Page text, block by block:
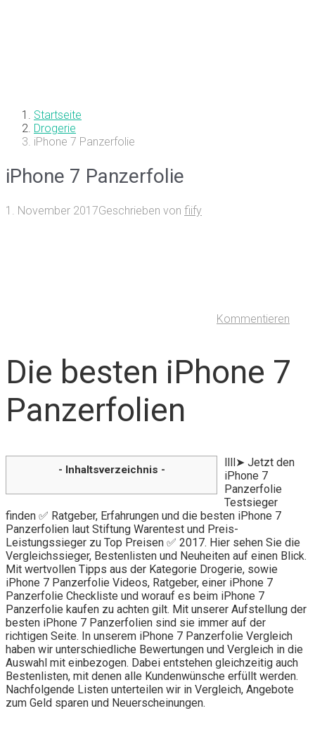
Startseite
Drogerie
iPhone 7 Panzerfolie
iPhone 7 Panzerfolie
1. November 2017Geschrieben von fiify
Kommentieren
Die besten iPhone 7
Panzerfolien
- Inhaltsverzeichnis -
llll➤ Jetzt den
iPhone 7
Panzerfolie
Testsieger
finden ✅ Ratgeber, Erfahrungen und die besten iPhone 7
Panzerfolien laut Stiftung Warentest und Preis-
Leistungssieger zu Top Preisen ✅ 2017. Hier sehen Sie die
Vergleichssieger, Bestenlisten und Neuheiten auf einen Blick.
Mit wertvollen Tipps aus der Kategorie Drogerie, sowie
iPhone 7 Panzerfolie Videos, Ratgeber, einer iPhone 7
Panzerfolie Checkliste und worauf es beim iPhone 7
Panzerfolie kaufen zu achten gilt. Mit unserer Aufstellung der
besten iPhone 7 Panzerfolien sind sie immer auf der
richtigen Seite. In unserem iPhone 7 Panzerfolie Vergleich
haben wir unterschiedliche Bewertungen und Vergleich in die
Auswahl mit einbezogen. Dabei entstehen gleichzeitig auch
Bestenlisten, mit denen alle Kundenwünsche erfüllt werden.
Nachfolgende Listen unterteilen wir in Vergleich, Angebote
zum Geld sparen und Neuerscheinungen.